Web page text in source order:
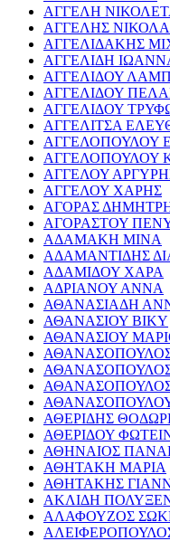
ΑΓΓΕΛΗ
ΑΓΓΕΛΗΣ
ΑΓΓΕΛΙΔΑΚΗΣ
ΑΓΓΕΛΙΔΗ
ΑΓΓΕΛΙΔΟΥ
ΑΓΓΕΛΙΔΟΥ
ΑΓΓΕΛΙΔΟΥ
ΑΓΓΕΛΙΤΣΑ
ΑΓΓΕΛΟΠΟΥΛΟΥ
ΑΓΓΕΛΟΠΟΥΛΟΥ
ΑΓΓΕΛΟΥ
ΑΓΓΕΛΟΥ ΧΑΡΗΣ
ΑΓΟΡΑΣ
ΑΓΟΡΑΣΤΟΥ
ΑΔΑΜΑΚΗ ΜΙΝΑ
ΑΔΑΜΑΝΤΙΔΗΣ
ΑΔΑΜΙΔΟΥ ΧΑΡΑ
ΑΔΡΙΑΝΟΥ ΑΝΝΑ
ΑΘΑΝΑΣΙΑΔΗ
ΑΘΑΝΑΣΙΟΥ ΒΙΚΥ
ΑΘΑΝΑΣΙΟΥ
ΑΘΕΡΙΔΗΣ
ΑΘΕΡΙΔΟΥ
ΑΘΗΝΑΙΟΣ
ΑΘΗΤΑΚΗ ΜΑΡΙΑ
ΑΘΗΤΑΚΗΣ
ΑΚΛΙΔΗ
ΑΛΑΦΟΥΖΟΣ